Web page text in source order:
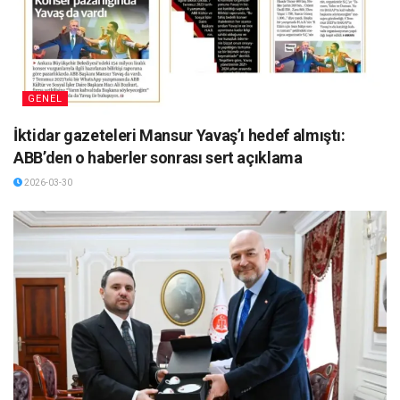
GENEL
İktidar gazeteleri Mansur Yavaş’ı hedef almıştı:
ABB’den o haberler sonrası sert açıklama
2026-03-30